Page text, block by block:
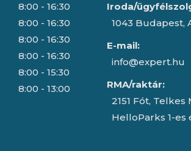
8:00 - 16:30
8:00 - 16:30
8:00 - 16:30
8:00 - 16:30
8:00 - 15:30
8:00 - 13:00
Iroda/
1043 Budapest,
E-mail:
info@expert.hu
RMA/raktár:
2151 Fót, Telkes
HelloParks 1-es